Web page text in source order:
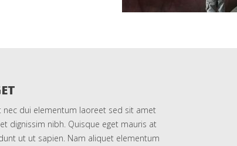
nec dui elementum laoreet sed sit amet
dignissim nibh. Quisque eget mauris at
ut ut sapien. Nam aliquet elementum